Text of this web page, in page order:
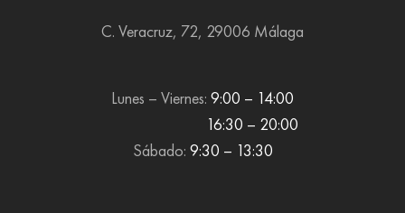
C. Veracruz, 72, 29006 Málaga
Lunes – Viernes: 9:00 – 14:00
16:30 – 20:00
Sábado: 9:30 – 13:30